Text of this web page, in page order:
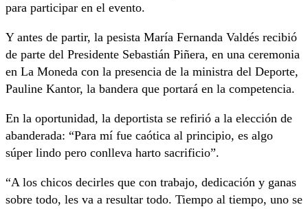
para participar en el evento.
Y antes de partir, la pesista María Fernanda Valdés recibió
de parte del Presidente Sebastián Piñera, en una ceremonia
en La Moneda con la presencia de la ministra del Deporte,
Pauline Kantor, la bandera que portará en la competencia.
En la oportunidad, la deportista se refirió a la elección de
abanderada: “Para mí fue caótica al principio, es algo
súper lindo pero conlleva harto sacrificio”.
“A los chicos decirles que con trabajo, dedicación y ganas
sobre todo, les va a resultar todo. Tiempo al tiempo, uno se